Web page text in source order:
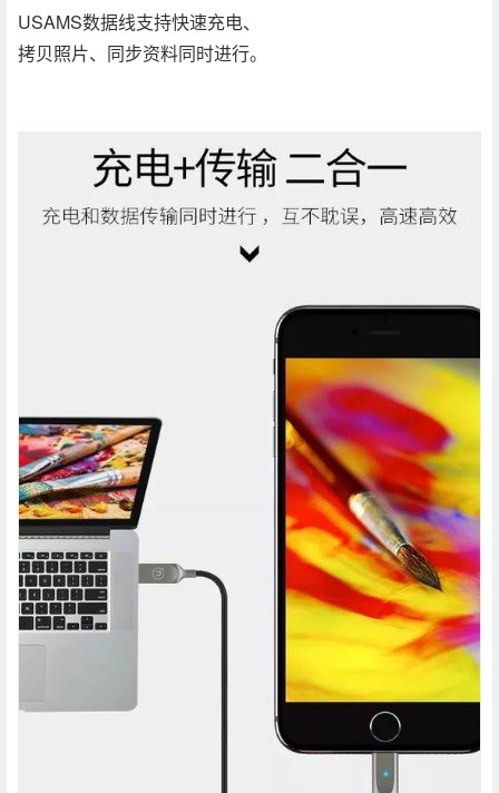
USAMS数据线支持快速充电、
拷贝照片、同步资料同时进行。